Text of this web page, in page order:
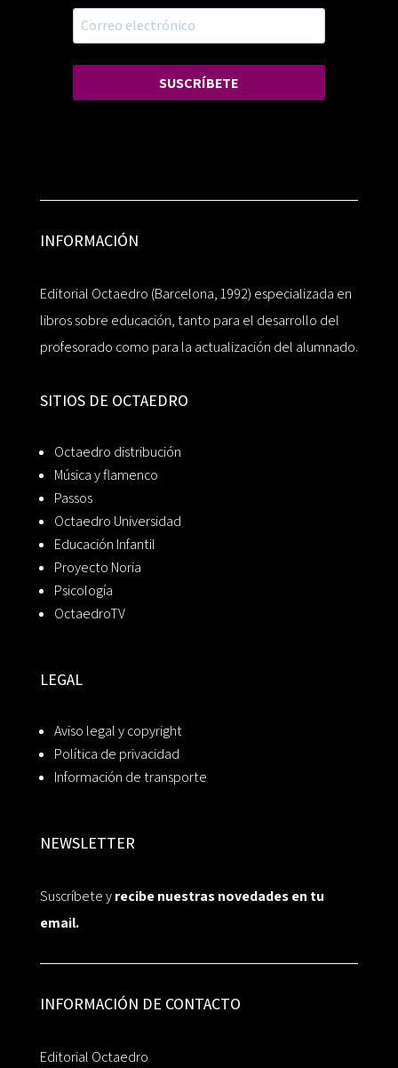
SUSCRÍBETE
INFORMACIÓN
Editorial Octaedro (Barcelona, 1992) especializada en
libros sobre educación, tanto para el desarrollo del
profesorado como para la actualización del alumnado.
SITIOS DE OCTAEDRO
Octaedro distribución
Música y flamenco
Passos
Octaedro Universidad
Educación Infantil
Proyecto Noria
Psicología
OctaedroTV
LEGAL
Aviso legal y copyright
Política de privacidad
Información de transporte
NEWSLETTER
Suscríbete yrecibe nuestras novedades en tu
email.
INFORMACIÓN DE CONTACTO
Editorial Octaedro